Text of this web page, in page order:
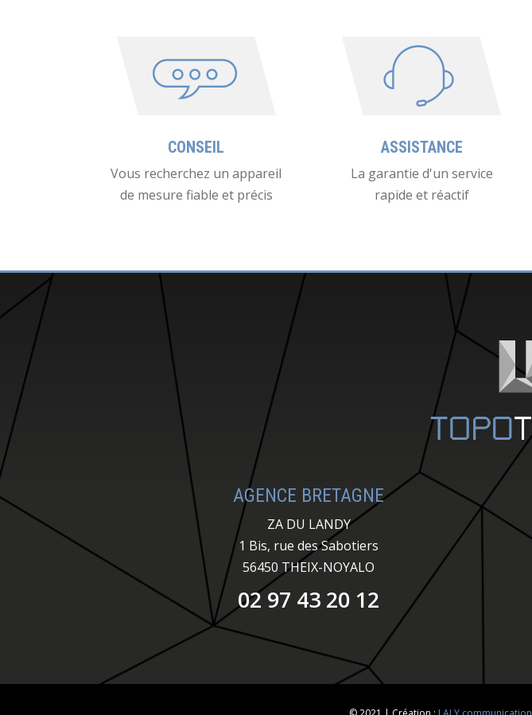
CONSEIL
Vous recherchez un appareil
de mesure fiable et précis
ASSISTANCE
La garantie d'un service
rapide et réactif
AGENCE BRETAGNE
ZA DU LANDY
1 Bis, rue des Sabotiers
56450 THEIX-NOYALO
02 97 43 20 12